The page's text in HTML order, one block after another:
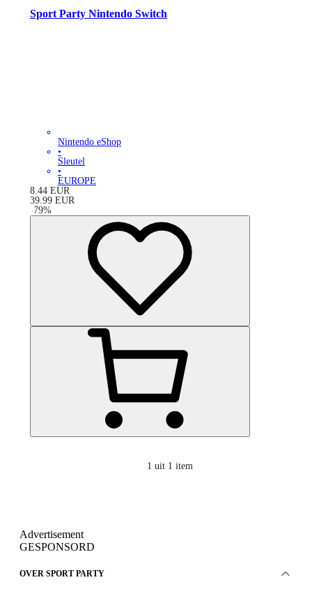
Sport Party Nintendo Switch
Nintendo eShop
•
Sleutel
•
EUROPE
8.44 EUR
39.99 EUR
-79%
1 uit 1 item
Advertisement
GESPONSORD
OVER SPORT PARTY